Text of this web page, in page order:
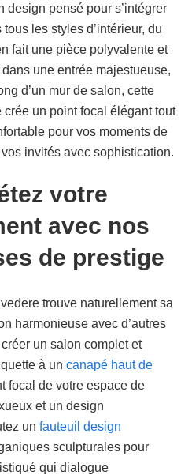
design pensé pour s’intégrer
les styles d’intérieur, du
fait une pièce polyvalente et
une entrée majestueuse,
d’un mur de salon, cette
crée un point focal élégant tout
pour vos moments de
invités avec sophistication.
votre
avec nos
de prestige
trouve naturellement sa
harmonieuse avec d’autres
un salon complet et
à un canapé haut de
focal de votre espace de
et un design
un fauteuil design
sculpturales pour
qui dialogue